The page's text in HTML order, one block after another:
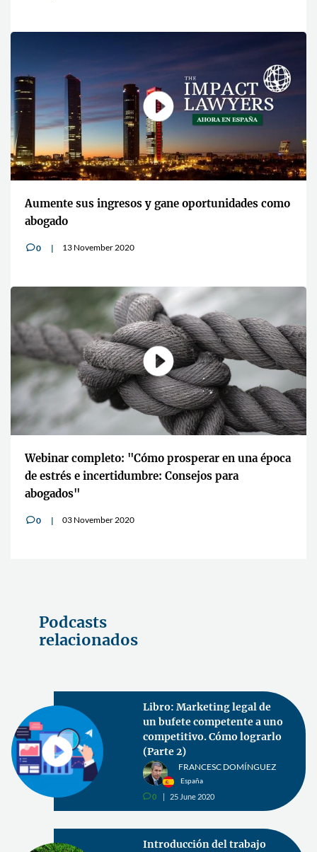
Aumente sus ingresos y gane oportunidades como
abogado
v0 13 November 2020
Webinar completo: "Cómo prosperar en una época
de estrés e incertidumbre: Consejos para
abogados"
v0 03 November 2020
Podcasts
relacionados
Libro: Marketing legal de
un bufete competente a uno
competitivo. Cómo lograrlo
(Parte 2)
FRANCESC DOMÍNGUEZ
España
v0 25 June 2020
Introducción del trabajo